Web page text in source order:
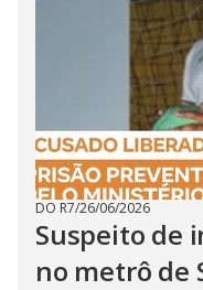
DO R7/26/06/2026
Suspeito de
no metrô de